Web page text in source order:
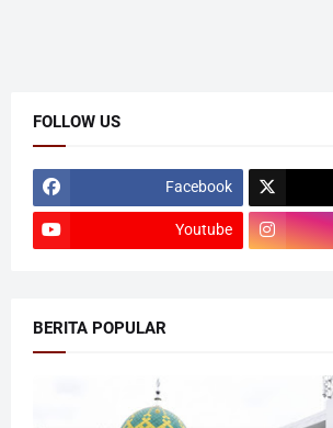
FOLLOW US
Facebook
Youtube
BERITA POPULAR